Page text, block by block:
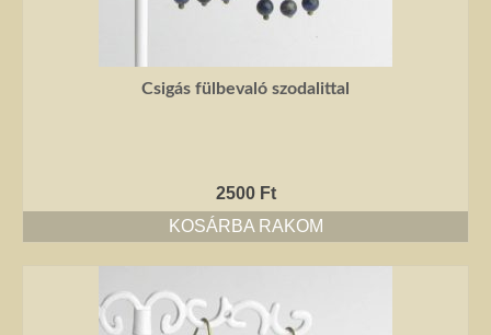
Csigás fülbevaló szodalittal
2500 Ft
KOSÁRBA RAKOM